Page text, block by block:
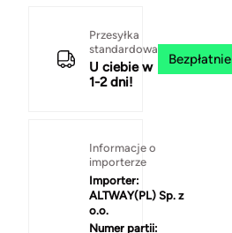
Przesyłka
standardowa
U ciebie w
1-2 dni!
Bezpłatnie
Informacje o
importerze
Importer:
ALTWAY(PL) Sp. z
o.o.
Numer partii: